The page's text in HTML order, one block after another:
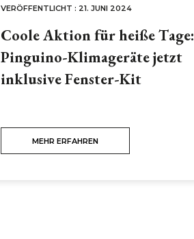
VERÖFFENTLICHT : 21. JUNI 2024
Coole Aktion für heiße Tage:
Pinguino-Klimageräte jetzt
inklusive Fenster-Kit
MEHR ERFAHREN